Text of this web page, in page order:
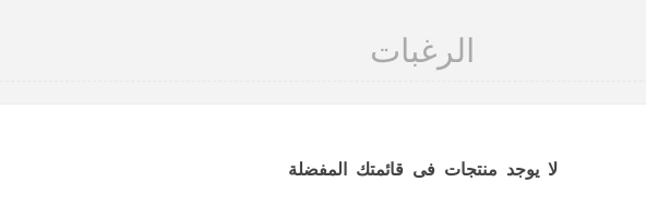
الرغبات
لا يوجد منتجات فى قائمتك المفضلة